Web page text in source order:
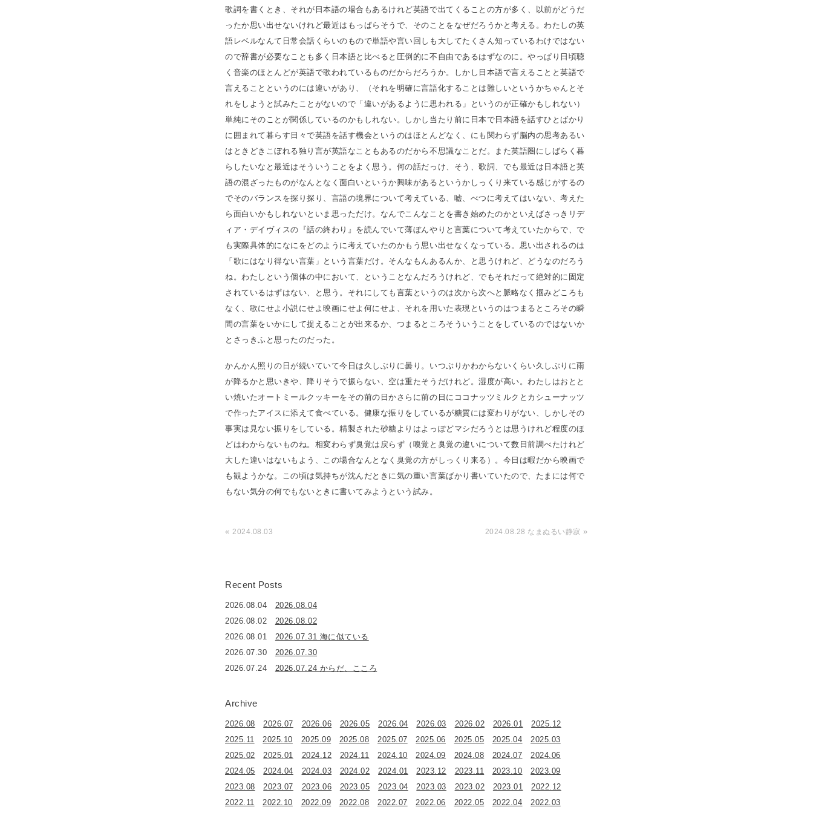
歌詞を書くとき、それが日本語の場合もあるけれど英語で出てくることの方が多く、以前がどうだ
ったか思い出せないけれど最近はもっぱらそうで、そのことをなぜだろうかと考える。わたしの英
語レベルなんて日常会話くらいのもので単語や言い回しも大してたくさん知っているわけではない
ので辞書が必要なことも多く日本語と比べると圧倒的に不自由であるはずなのに。やっぱり日頃聴
く音楽のほとんどが英語で歌われているものだからだろうか。しかし日本語で言えることと英語で
言えることというのには違いがあり、（それを明確に言語化することは難しいというかちゃんとそ
れをしようと試みたことがないので「違いがあるように思われる」というのが正確かもしれない）
単純にそのことが関係しているのかもしれない。しかし当たり前に日本で日本語を話すひとばかり
に囲まれて暮らす日々で英語を話す機会というのはほとんどなく、にも関わらず脳内の思考あるい
はときどきこぼれる独り言が英語なこともあるのだから不思議なことだ。また英語圏にしばらく暮
らしたいなと最近はそういうことをよく思う。何の話だっけ、そう、歌詞、でも最近は日本語と英
語の混ざったものがなんとなく面白いというか興味があるというかしっくり来ている感じがするの
でそのバランスを探り探り、言語の境界について考えている、嘘、べつに考えてはいない、考えた
ら面白いかもしれないといま思っただけ。なんでこんなことを書き始めたのかといえばさっきリデ
ィア・デイヴィスの『話の終わり』を読んでいて薄ぼんやりと言葉について考えていたからで、で
も実際具体的になにをどのように考えていたのかもう思い出せなくなっている。思い出されるのは
「歌にはなり得ない言葉」という言葉だけ。そんなもんあるんか、と思うけれど、どうなのだろう
ね。わたしという個体の中において、ということなんだろうけれど、でもそれだって絶対的に固定
されているはずはない、と思う。それにしても言葉というのは次から次へと脈略なく掴みどころも
なく、歌にせよ小説にせよ映画にせよ何にせよ、それを用いた表現というのはつまるところその瞬
間の言葉をいかにして捉えることが出来るか、つまるところそういうことをしているのではないか
とさっきふと思ったのだった。
かんかん照りの日が続いていて今日は久しぶりに曇り。いつぶりかわからないくらい久しぶりに雨
が降るかと思いきや、降りそうで振らない、空は重たそうだけれど。湿度が高い。わたしはおとと
い焼いたオートミールクッキーをその前の日かさらに前の日にココナッツミルクとカシューナッツ
で作ったアイスに添えて食べている。健康な振りをしているが糖質には変わりがない、しかしその
事実は見ない振りをしている。精製された砂糖よりはよっぽどマシだろうとは思うけれど程度のほ
どはわからないものね。相変わらず臭覚は戻らず（嗅覚と臭覚の違いについて数日前調べたけれど
大した違いはないもよう、この場合なんとなく臭覚の方がしっくり来る）。今日は暇だから映画で
も観ようかな。この頃は気持ちが沈んだときに気の重い言葉ばかり書いていたので、たまには何で
もない気分の何でもないときに書いてみようという試み。
« 2024.08.03 2024.08.28 なまぬるい静寂 »
Recent Posts
2026.08.04
2026.08.04
2026.08.02
2026.08.02
2026.08.01
2026.07.31 海に似ている
2026.07.30
2026.07.30
2026.07.24
2026.07.24 からだ、こころ
Archive
2026.08 2026.07 2026.06 2026.05 2026.04 2026.03 2026.02 2026.01
2025.12
2025.11
2025.10 2025.09 2025.08 2025.07 2025.06 2025.05 2025.04
2025.03
2025.02
2025.01 2024.12 2024.11 2024.10 2024.09 2024.08 2024.07
2024.06
2024.05
2024.04 2024.03 2024.02 2024.01 2023.12 2023.11 2023.10
2023.09
2023.08
2023.07 2023.06 2023.05 2023.04 2023.03 2023.02 2023.01
2022.12
2022.11
2022.10 2022.09 2022.08 2022.07 2022.06 2022.05 2022.04 2022.03